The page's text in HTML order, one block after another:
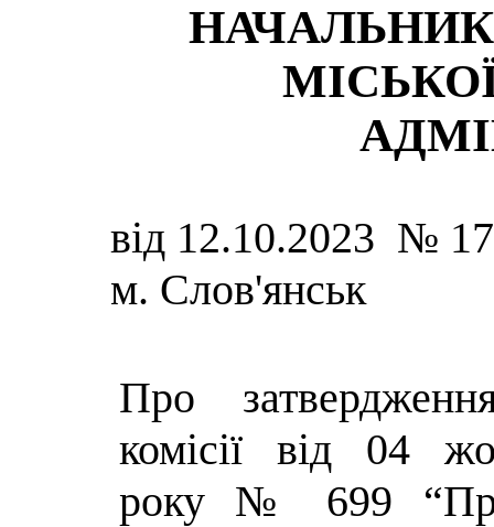
від 12.10.2023 №
м. Слов'янськ
Про
комісії від 04
року № 699